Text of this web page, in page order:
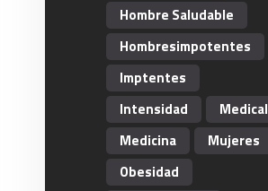
Hombre Saludable
Hombresimpotentes
Imptentes
Intensidad
Medical
Medicina
Mujeres
Obesidad